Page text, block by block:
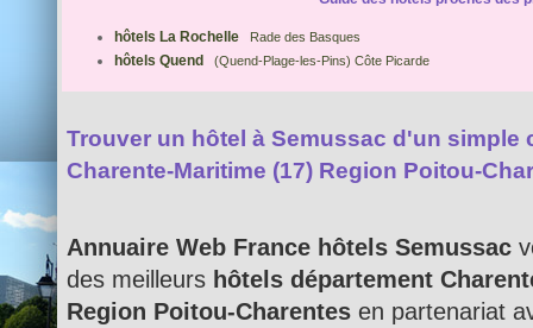
hôtels La Rochelle Rade des Basques
hôtels Quend (Quend-Plage-les-Pins) Côte Picarde
Trouver un hôtel à Semussac d'un simple
Charente-Maritime (17) Region Poitou-
Annuaire Web France hôtels Semussac
des meilleurs hôtels département
Region Poitou-Charentes en partenariat